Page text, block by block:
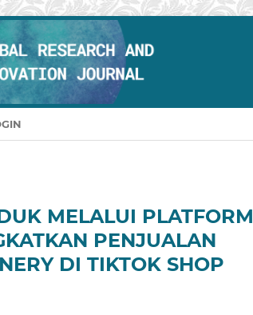
MELALUI PLATFORM
PENJUALAN
DI TIKTOK SHOP